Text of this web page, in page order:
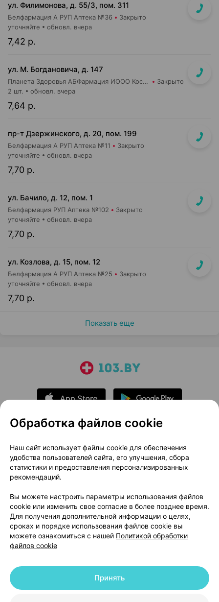
ул. Филимонова, д. 55/3, пом. 311
Белфармация А РУП Аптека №36 Закрыто
7,42 р.
уточняйте обновл. вчера
ул. М. Богдановича, д. 147
Планета Здоровья АБФармация ИООО Косметический магазин №4 Закрыто
7,64 р.
2 шт. обновл. вчера
пр-т Дзержинского, д. 20, пом. 199
Белфармация А РУП Аптека №11 Закрыто
7,70 р.
уточняйте обновл. вчера
ул. Бачило, д. 12, пом. 1
Белфармация РУП Аптека №102 Закрыто
7,70 р.
уточняйте обновл. вчера
ул. Козлова, д. 15, пом. 12
Белфармация А РУП Аптека №25 Закрыто
7,70 р.
уточняйте обновл. вчера
Показать еще
О проекте
Новости проекта
Размещение рекламы
Медицинский маркетинг
Публичный договор
Доставка
Способы оплаты
Вакансии
Партнеры
Написать руководителю 103.by
Написать в поддержку
Персональные настройки Cookie
© 2026 ООО «Артокс Лаб», УНП 191700409 | 220012, Республика Беларусь,
Обработка файлов cookie
Наш сайт использует файлы cookie для обеспечения
удобства пользователей сайта, его улучшения, сбора
статистики и предоставления персонализированных
рекомендаций.
Вы можете настроить параметры использования файлов
cookie или изменить свое согласие в более позднее время.
Для получения дополнительной информации о целях,
сроках и порядке использования файлов cookie вы
можете ознакомиться с нашей Политикой обработки
файлов cookie
Принять